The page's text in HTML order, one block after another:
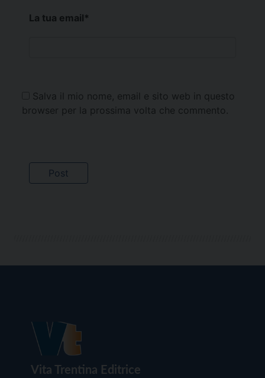
La tua email*
Salva il mio nome, email e sito web in questo
browser per la prossima volta che commento.
Vita Trentina Editrice